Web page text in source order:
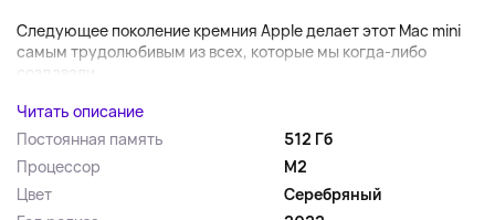
Следующее поколение кремния Apple делает этот Mac mini
самым трудолюбивым из всех, которые мы когда-либо
создавали....
Читать описание
Постоянная память
512 Гб
Процессор
M2
Цвет
Серебряный